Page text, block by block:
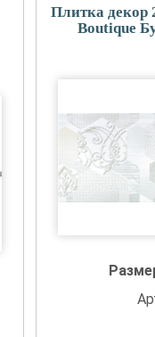
Плитка декор
Boutique